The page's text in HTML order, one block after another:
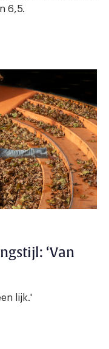
6,5.
‘Van
lijk.'